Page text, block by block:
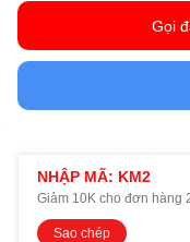
Gọi
NHẬP MÃ: KM2
Giảm 10K cho đơn hàng
Sao chép